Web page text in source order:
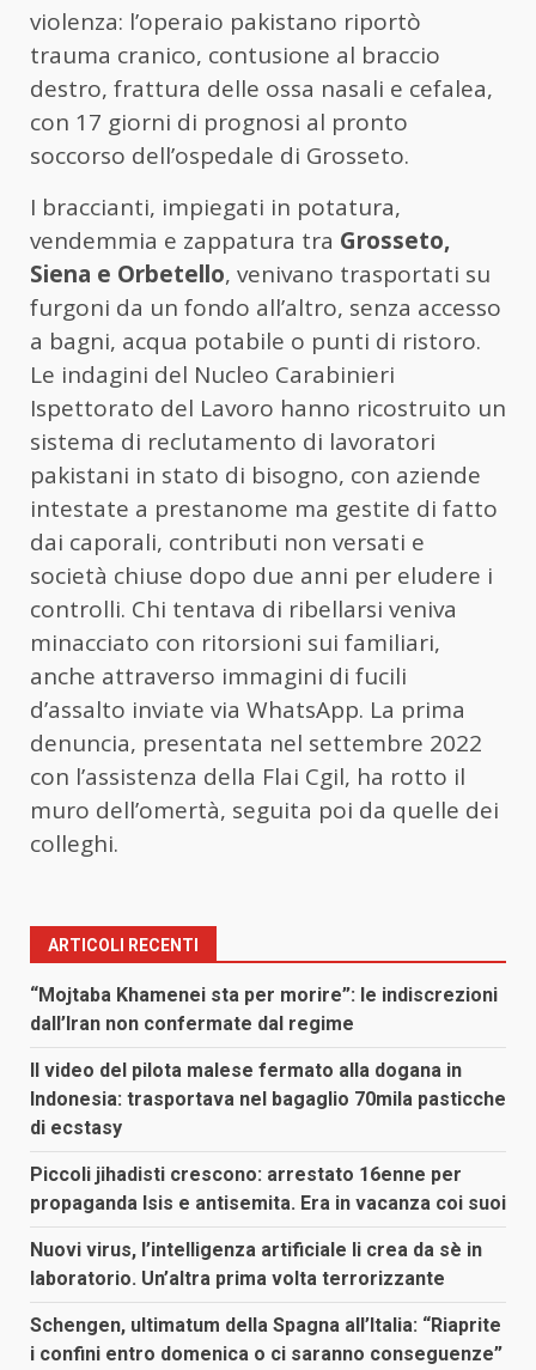
violenza: l’operaio pakistano riportò
trauma cranico, contusione al braccio
destro, frattura delle ossa nasali e cefalea,
con 17 giorni di prognosi al pronto
soccorso dell’ospedale di Grosseto.
I braccianti, impiegati in potatura,
vendemmia e zappatura tra Grosseto,
Siena e Orbetello, venivano trasportati su
furgoni da un fondo all’altro, senza accesso
a bagni, acqua potabile o punti di ristoro.
Le indagini del Nucleo Carabinieri
Ispettorato del Lavoro hanno ricostruito un
sistema di reclutamento di lavoratori
pakistani in stato di bisogno, con aziende
intestate a prestanome ma gestite di fatto
dai caporali, contributi non versati e
società chiuse dopo due anni per eludere i
controlli. Chi tentava di ribellarsi veniva
minacciato con ritorsioni sui familiari,
anche attraverso immagini di fucili
d’assalto inviate via WhatsApp. La prima
denuncia, presentata nel settembre 2022
con l’assistenza della Flai Cgil, ha rotto il
muro dell’omertà, seguita poi da quelle dei
colleghi.
ARTICOLI RECENTI
“Mojtaba Khamenei sta per morire”: le indiscrezioni
dall’Iran non confermate dal regime
Il video del pilota malese fermato alla dogana in
Indonesia: trasportava nel bagaglio 70mila pasticche
di ecstasy
Piccoli jihadisti crescono: arrestato 16enne per
propaganda Isis e antisemita. Era in vacanza coi suoi
Nuovi virus, l’intelligenza artificiale li crea da sè in
laboratorio. Un’altra prima volta terrorizzante
Schengen, ultimatum della Spagna all’Italia: “Riaprite
i confini entro domenica o ci saranno conseguenze”